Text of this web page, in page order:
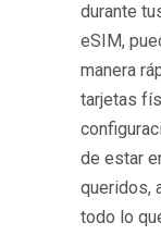
durante
eSIM,
manera
tarjetas
de estar
queridos,
todo lo